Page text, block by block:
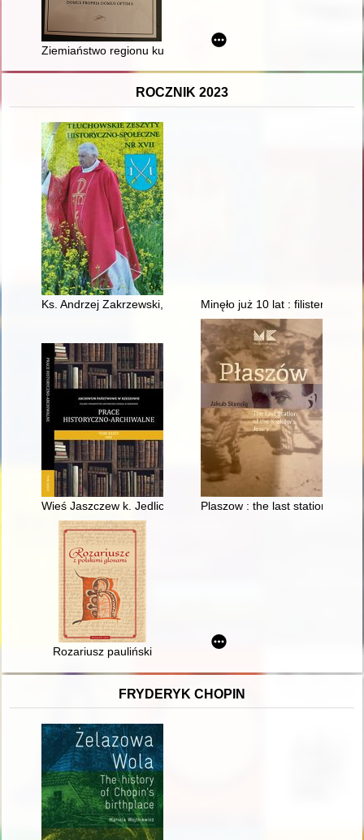
Ziemiaństwo regionu kutnowskiego w pracach Towarzystwa
ROCZNIK 2023
Ks. Andrzej Zakrzewski, Sieć ochotniczych straży pożarnych
Minęło już 10 lat : filister
Wieś Jaszczew k. Jedlicza w świetle mapy Miega i tzw.
Plaszow : the last station of
Rozariusz pauliński
FRYDERYK CHOPIN